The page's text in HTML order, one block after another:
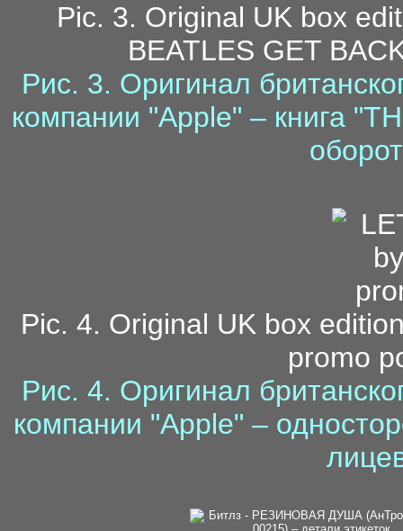
Pic. 3. Original UK box
BEATLES GET
Рис. 3. Оригинал
компании "Apple" – книга
Pic. 4. Original UK box
promo
Рис. 4. Оригинал
компании "Apple" –